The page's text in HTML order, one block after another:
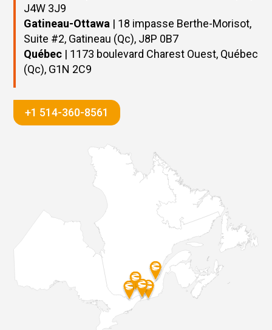
J4W 3J9
Gatineau-Ottawa | 18 impasse Berthe-Morisot,
Suite #2, Gatineau (Qc), J8P 0B7
Québec | 1173 boulevard Charest Ouest, Québec
(Qc), G1N 2C9
+1 514-360-8561